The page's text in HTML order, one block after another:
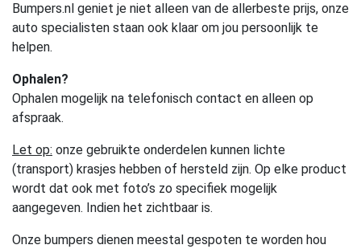
Bumpers.nl geniet je niet alleen van de allerbeste prijs, onze
auto specialisten staan ook klaar om jou persoonlijk te
helpen.
Ophalen?
Ophalen mogelijk na telefonisch contact en alleen op
afspraak.
Let op: onze gebruikte onderdelen kunnen lichte
(transport) krasjes hebben of hersteld zijn. Op elke product
wordt dat ook met foto’s zo specifiek mogelijk
aangegeven. Indien het zichtbaar is.
Onze bumpers dienen meestal gespoten te worden hou